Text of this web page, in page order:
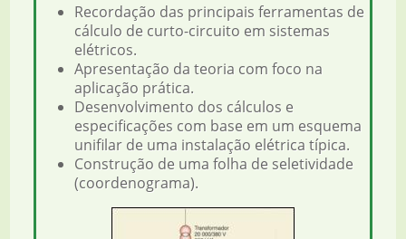
Recordação das principais ferramentas de
cálculo de curto-circuito em sistemas
elétricos.
Apresentação da teoria com foco na
aplicação prática.
Desenvolvimento dos cálculos e
especificações com base em um esquema
unifilar de uma instalação elétrica típica.
Construção de uma folha de seletividade
(coordenograma).